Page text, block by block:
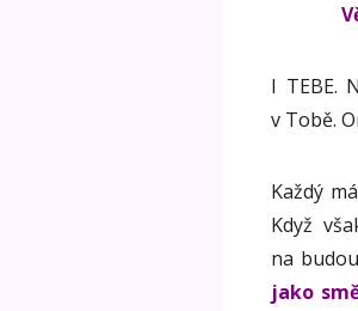
I TEBE.
v Tobě.
Každý
Když
na
jako